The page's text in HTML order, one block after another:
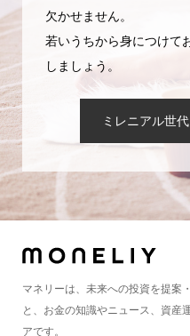
欠かせません。
若いうちから身につけて
しましょう。
ミレニアル世
マネリーは、未来への投資を提案
と、お金の知識やニュース、資産
アです。